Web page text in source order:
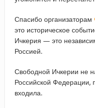
Спасибо организаторам
это историческое
Ичкерия — это
Россией.
Свободной Ичкерии не
Российской Федерации,
входила.